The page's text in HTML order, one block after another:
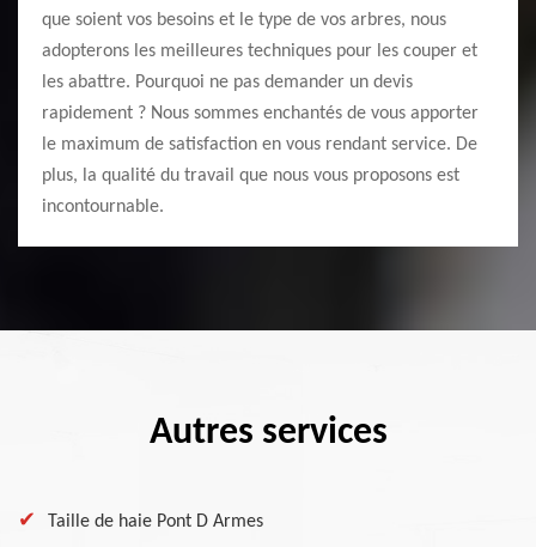
que soient vos besoins et le type de vos arbres, nous
adopterons les meilleures techniques pour les couper et
les abattre. Pourquoi ne pas demander un devis
rapidement ? Nous sommes enchantés de vous apporter
le maximum de satisfaction en vous rendant service. De
plus, la qualité du travail que nous vous proposons est
incontournable.
Autres services
Taille de haie Pont D Armes